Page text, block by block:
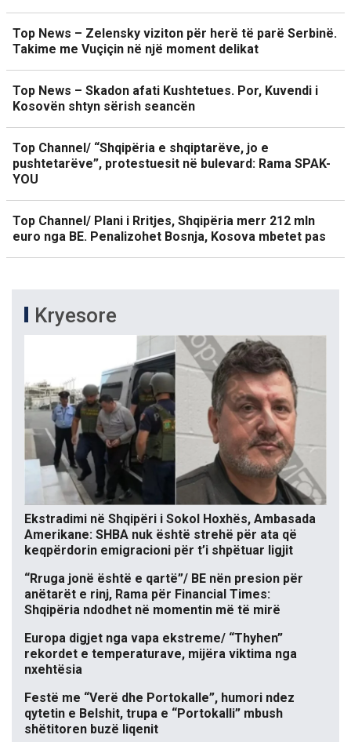
Top News – Zelensky viziton për herë të parë Serbinë.
Takime me Vuçiçin në një moment delikat
Top News – Skadon afati Kushtetues. Por, Kuvendi i
Kosovën shtyn sërish seancën
Top Channel/ “Shqipëria e shqiptarëve, jo e
pushtetarëve”, protestuesit në bulevard: Rama SPAK-
YOU
Top Channel/ Plani i Rritjes, Shqipëria merr 212 mln
euro nga BE. Penalizohet Bosnja, Kosova mbetet pas
Kryesore
Ekstradimi në Shqipëri i Sokol Hoxhës, Ambasada
Amerikane: SHBA nuk është strehë për ata që
keqpërdorin emigracioni për t’i shpëtuar ligjit
“Rruga jonë është e qartë”/ BE nën presion për
anëtarët e rinj, Rama për Financial Times:
Shqipëria ndodhet në momentin më të mirë
Europa digjet nga vapa ekstreme/ “Thyhen”
rekordet e temperaturave, mijëra viktima nga
nxehtësia
Festë me “Verë dhe Portokalle”, humori ndez
qytetin e Belshit, trupa e “Portokalli” mbush
shëtitoren buzë liqenit